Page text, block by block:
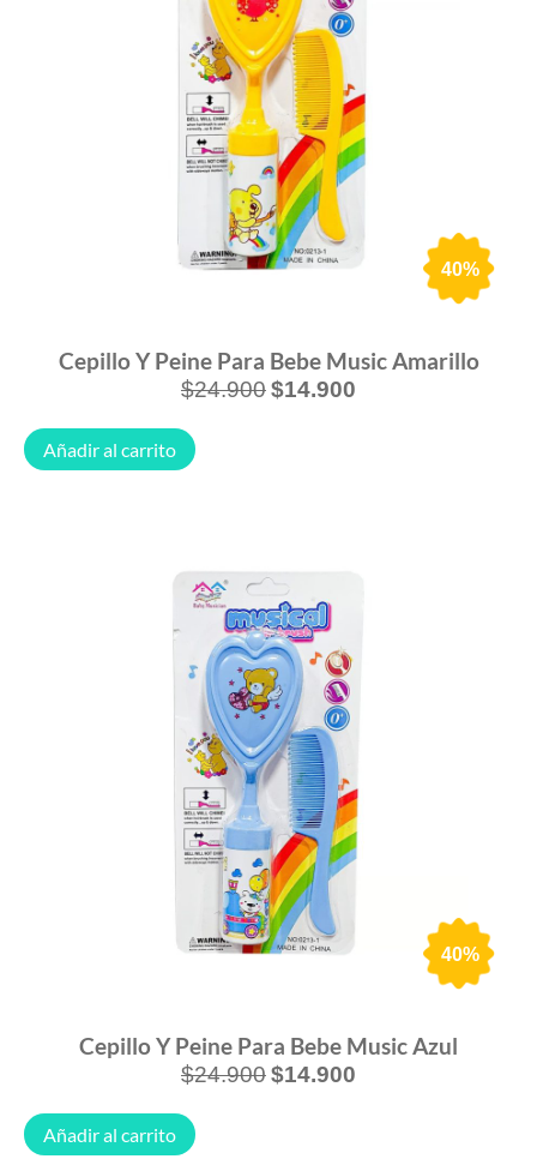
40%
Cepillo Y Peine Para Bebe Music Amarillo
$24.900$14.900
Añadir al carrito
40%
Cepillo Y Peine Para Bebe Music Azul
$24.900$14.900
Añadir al carrito